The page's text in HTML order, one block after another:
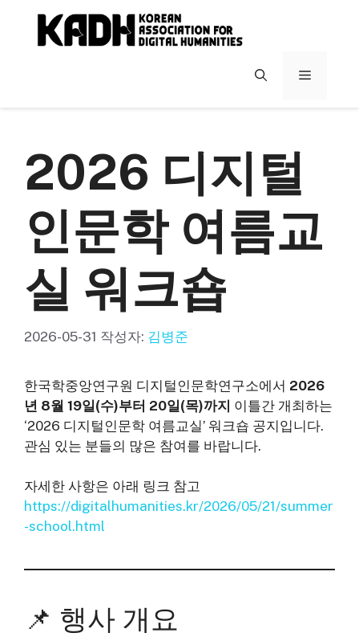
메
2026 디지털
인문학 여름교
실 워크숍
2026-05-31 작성자: 김병준
한국학중앙연구원 디지털인문학연구소에서 2026
년 8월 19일(수)부터 20일(목)까지 이틀간 개최하는
‘2026 디지털인문학 여름교실’ 워크숍 공지입니다.
관심 있는 분들의 많은 참여를 바랍니다.
자세한 사항은 아래 링크 참고
https://digitalhumanities.kr/2026/05/21/summer
-school.html
📌 행사 개요